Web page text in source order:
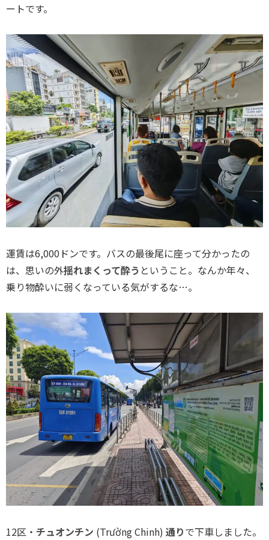
ートです。
運賃は6,000ドンです。バスの最後尾に座って分かったの
は、思いの外揺れまくって酔う ということ。なんか年々、
乗り物酔いに弱くなっている気がするな…。
12区・ チュオンチン (Trường Chinh) 通りで下車しました。